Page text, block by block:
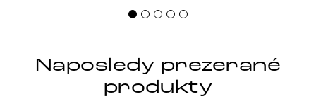
Naposledy prezerané
produkty